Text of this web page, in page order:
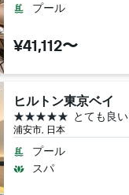
プール
¥41,112〜
ヒルトン東京ベイ
浦安市, 日本
とても良い
5つ星
プール
スパ